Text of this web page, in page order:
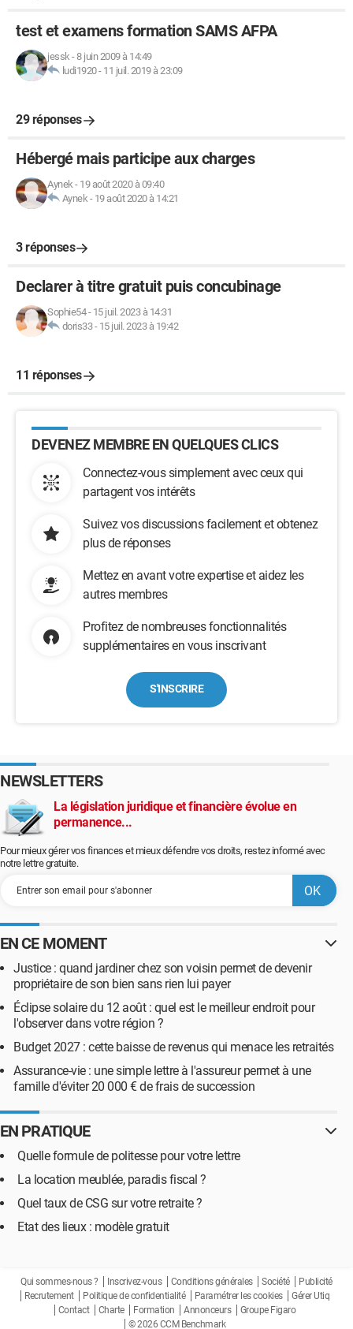
test et examens formation SAMS AFPA
jessk-8 juin 2009 à 14:49
ludi1920- 11 juil. 2019 à 23:09
29 réponses
Hébergé mais participe aux charges
Aynek- 19 août 2020 à 09:40
Aynek- 19 août 2020 à 14:21
3 réponses
Declarer à titre gratuit puis concubinage
Sophie54- 15 juil. 2023 à 14:31
doris33- 15 juil. 2023 à 19:42
11 réponses
DEVENEZ MEMBRE EN QUELQUES CLICS
Connectez-vous simplement avec ceux qui
partagent vos intérêts
Suivez vos discussions facilement et obtenez
plus de réponses
Mettez en avant votre expertise et aidez les
autres membres
Profitez de nombreuses fonctionnalités
supplémentaires en vous inscrivant
S'INSCRIRE
NEWSLETTERS
La législation juridique et financière évolue en
permanence...
Pour mieux gérer vos finances et mieux défendre vos droits, restez informé avec
notre lettre gratuite.
EN CE MOMENT
Justice : quand jardiner chez son voisin permet de devenir
propriétaire de son bien sans rien lui payer
Éclipse solaire du 12 août : quel est le meilleur endroit pour
l'observer dans votre région ?
Budget 2027 : cette baisse de revenus qui menace les retraités
Assurance-vie : une simple lettre à l'assureur permet à une
famille d'éviter 20 000 € de frais de succession
EN PRATIQUE
Quelle formule de politesse pour votre lettre
La location meublée, paradis fiscal ?
Quel taux de CSG sur votre retraite ?
Etat des lieux : modèle gratuit
Qui sommes-nous ? Inscrivez-vous Conditions générales Société
Publicité
Recrutement
Politique de confidentialité Paramétrer les cookies
Gérer Utiq
Contact
Charte Formation Annonceurs
Groupe Figaro
© 2026 CCM Benchmark